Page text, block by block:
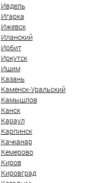
Ивдель
Игарка
Ижевск
Иланский
Ирбит
Иркутск
Ишим
Казань
Каменск-Уральский
Камышлов
Канск
Караул
Карпинск
Качканар
Кемерово
Киров
Кировград